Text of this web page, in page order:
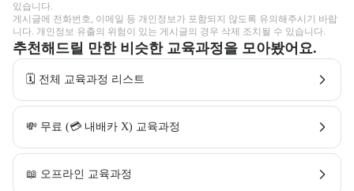
있습니다.
게시글에 전화번호, 이메일 등 개인정보가 포함되지 않도록 유의해주시기 바랍
니다. 개인정보 유출의 위험이 있는 게시글의 경우 삭제 조치될 수 있습니다.
추천해드릴 만한 비슷한 교육과정을 모아봤어요.
🗓️ 전체 교육과정 리스트
💸 무료 (💳 내배카 X) 교육과정
📖 오프라인 교육과정